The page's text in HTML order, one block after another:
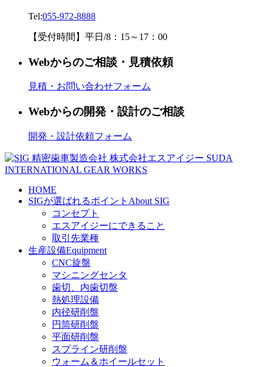
Tel:055-972-8888
【受付時間】平日/8：15～ 17：00
Webからのご相談・見積依頼
見積・お問い合わせフォーム
Webからの開発・設計のご相談
開発・設計依頼フォーム
HOME
SIGが選ばれるポイント About SIG
コンセプト
エスアイジーにできること
取引先業種
生産設備Equipment
CNC旋盤
マシニングセンタ
歯切、内歯切盤
熱処理設備
内径研削盤
円筒研削盤
平面研削盤
スプライン研削盤
ウォーム＆ホイールセット